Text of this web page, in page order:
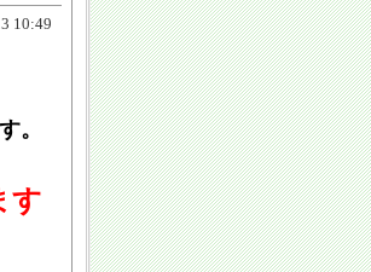
10:49
。
す